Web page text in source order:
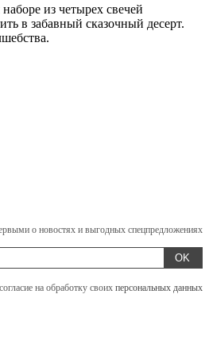
из четырех свечей
в забавный сказочный десерт.
о новостях и выгодных спецпредложениях
OK
на обработку своих персональных данных